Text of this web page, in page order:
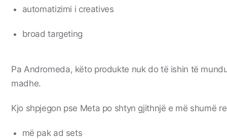
automatizimi i creatives
broad targeting
Pa Andromeda, këto produkte nuk do të ishin të
madhe.
Kjo shpjegon pse Meta po shtyn gjithnjë e më shumë
më pak ad sets